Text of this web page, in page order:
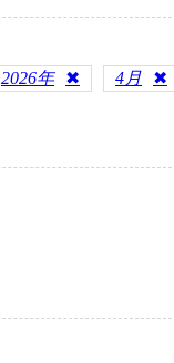
2026年 ✖ 4月 ✖